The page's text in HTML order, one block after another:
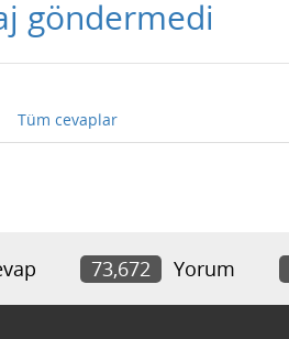
göndermedi
Tüm cevaplar
73,672 Yorum